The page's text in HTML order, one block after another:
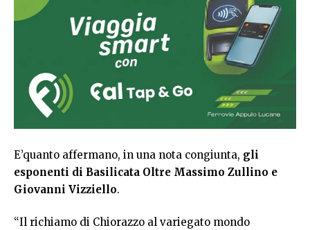
E’quanto affermano, in una nota congiunta, gli
esponenti di Basilicata Oltre Massimo Zullino e
Giovanni Vizziello.
“Il richiamo di Chiorazzo al variegato mondo